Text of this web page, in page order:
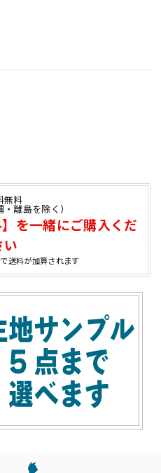
無料
・離島を除く）
を一緒にご購入くだ
い
送料が加算されます